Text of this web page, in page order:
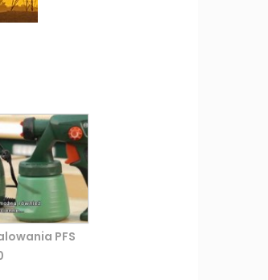
PFS